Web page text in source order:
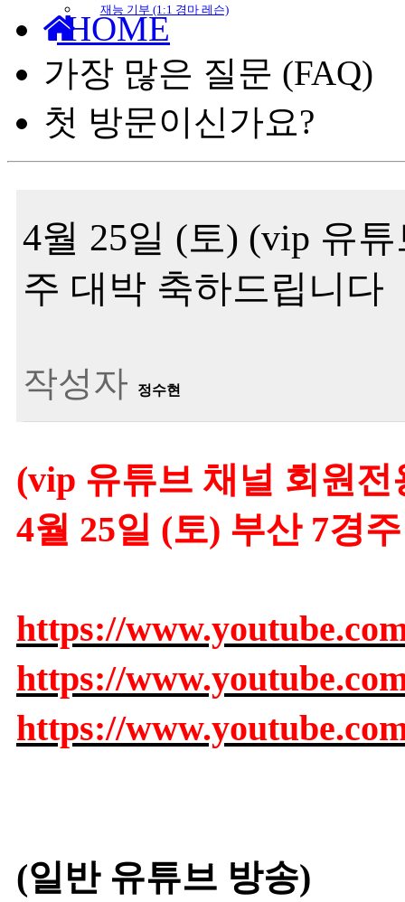
재능 기부 (1:1 경마 레슨)
HOME
가장 많은 질문 (FAQ)
첫 방문이신가요?
4월 25일 (토) (vip 유
주 대박 축하드립니다
작성자 정수현
(vip 유튜브 채널 회원
4월 25일 (토) 부산 7경
https://
https://
https://
(일반 유튜브 방송)